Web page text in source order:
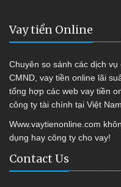
Vay tiền Online
Chuyên so sánh các dịch
CMND, vay tiền online lãi
tổng hợp các web vay tiền
công ty tài chính tại Việt Nam
Www.vaytienonline.com
dụng hay công ty cho vay!
Contact Us